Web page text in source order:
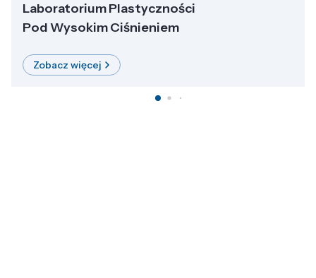
Laboratorium Plastyczności
Pod Wysokim Ciśnieniem
Zobacz więcej